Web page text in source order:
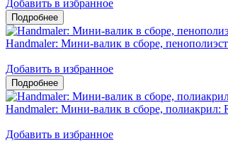
Добавить в избранное
Handmaler: Мини-валик в сборе,
Добавить в избранное
Handmaler: Мини-валик в сборе, полиакрил:
Добавить в избранное